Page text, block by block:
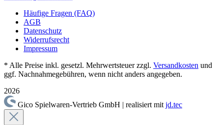
Häufige Fragen (FAQ)
AGB
Datenschutz
Widerrufsrecht
Impressum
* Alle Preise inkl. gesetzl. Mehrwertsteuer zzgl. Versandkosten und
ggf. Nachnahmegebühren, wenn nicht anders angegeben.
2026
Gico Spielwaren-Vertrieb GmbH | realisiert mit jd.tec